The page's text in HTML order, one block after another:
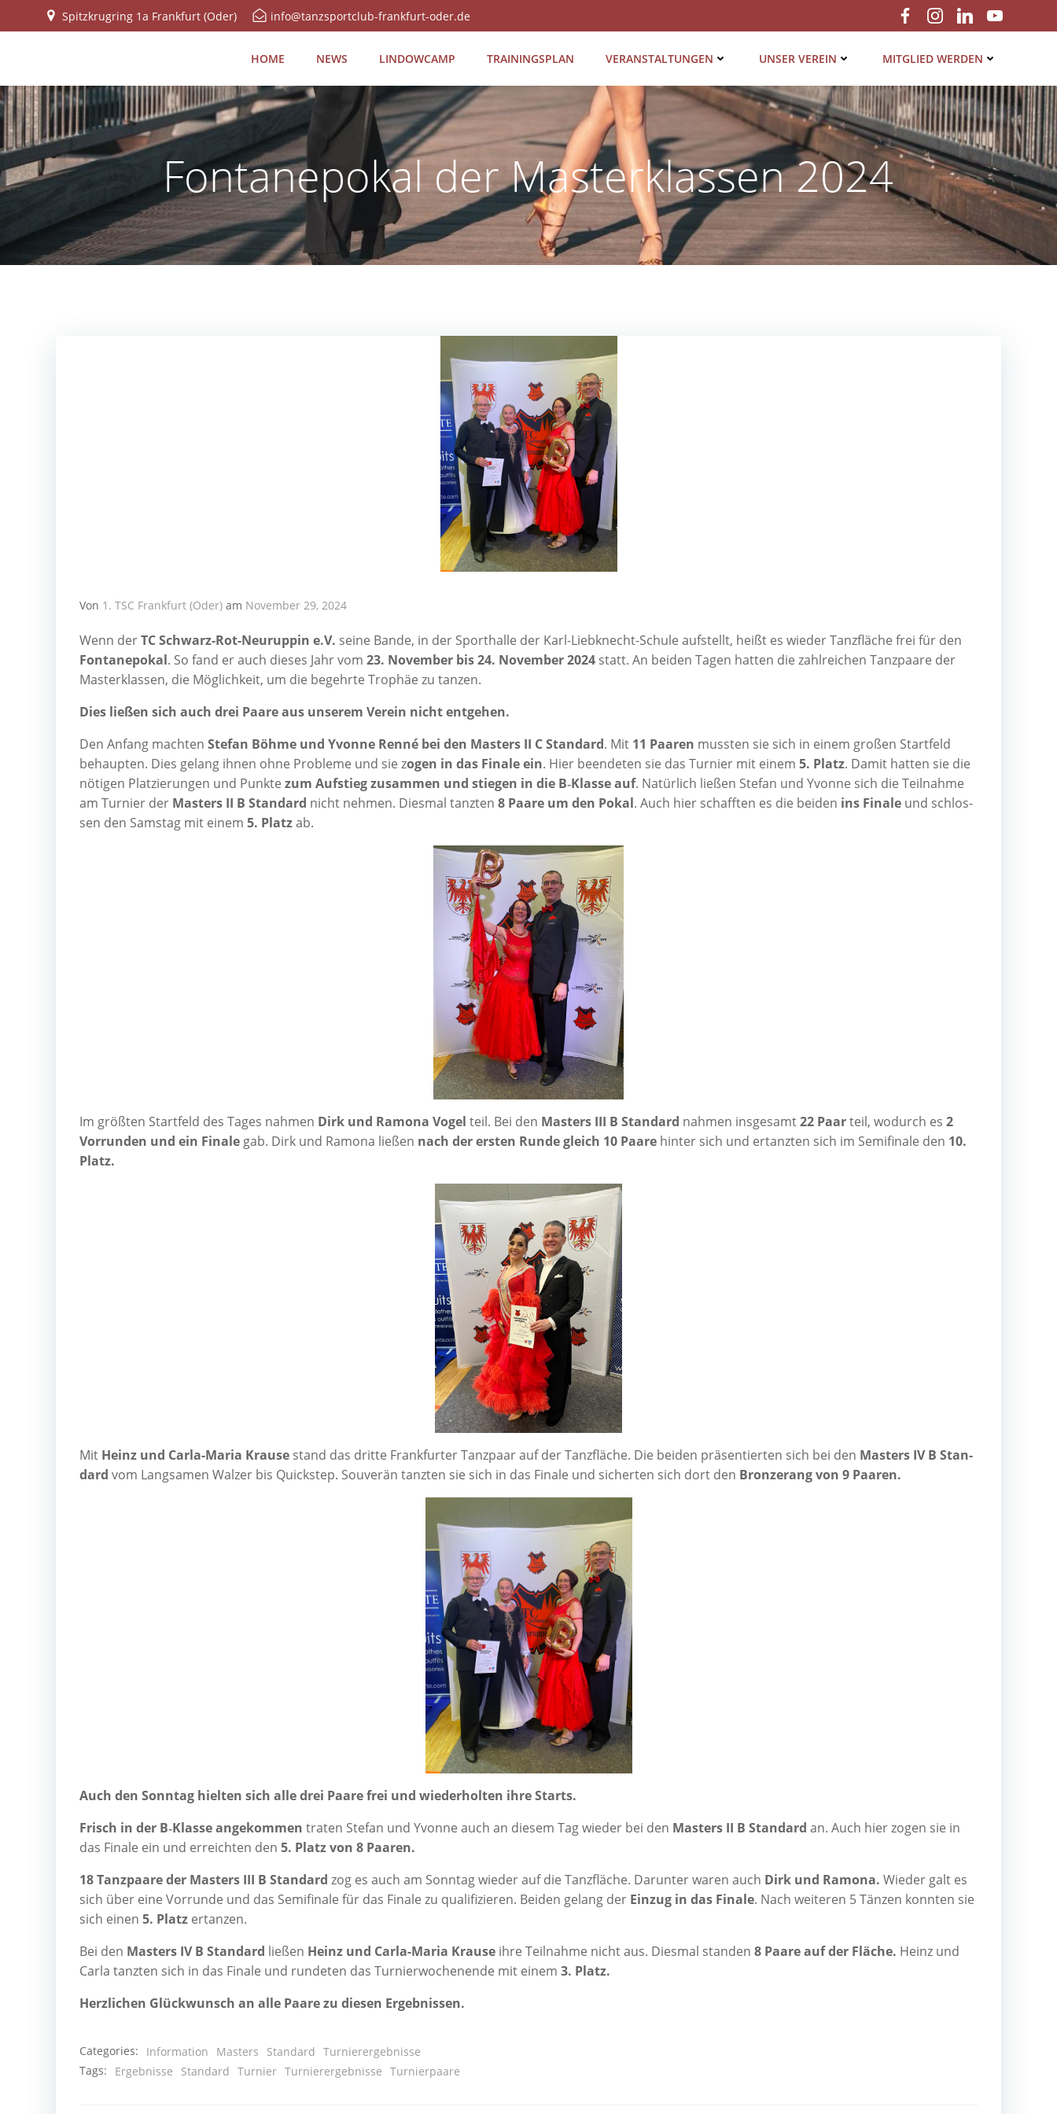
Inhalt
Spitzkrugring 1a Frankfurt (Oder) info@tanzsportclub-frankfurt-oder.de
HOME NEWS LIN­DOW­CAMP TRAI­NINGS­PLAN VER­AN­STAL­TUN­GEN UNSER VER­EIN MIT­GLIED WERDEN
Fontanepokal der Masterklassen 2024
Von 1. TSC Frankfurt (Oder) am November 29, 2024
Wenn derTC Schwarz-Rot-Neu­rup­pin e.V. sei­ne Ban­de, in der Sport­hal­le der Karl-Lieb­knecht-Schu­le auf­stellt, heißt es wie­der Tanz­flä­che frei für den
Fon­ta­ne­po­kal. So fand er auch die­ses Jahr vom 23. Novem­ber bis 24. Novem­ber 2024 statt. An bei­den Tagen hat­ten die zahl­rei­chen Tanz­paa­re der
Mas­ter­klas­sen, die Mög­lich­keit, um die begehr­te Tro­phäe zu tanzen.
Dies lie­ßen sich auch drei Paa­re aus unse­rem Ver­ein nicht entgehen.
Den Anfang mach­ten Ste­fan Böh­me und Yvonne Ren­né bei den Mas­ters II C Stan­dard. Mit 11 Paa­ren muss­ten sie sich in einem gro­ßen Start­feld
behaup­ten. Dies gelang ihnen ohne Pro­ble­me und sie zogen in das Fina­le ein. Hier been­de­ten sie das Tur­nier mit einem 5. Platz. Damit hat­ten sie die
nöti­gen Plat­zie­run­gen und Punk­te zum Auf­stieg zusam­men und stie­gen in die B‑Klasse auf. Natür­lich lie­ßen Ste­fan und Yvonne sich die Teil­nah­me
am Tur­nier der Mas­ters II B Stan­dard nicht neh­men. Dies­mal tanz­ten 8 Paa­re um den Pokal. Auch hier schaff­ten es die bei­den ins Fina­le und schlos­
sen den Sams­tag mit einem 5. Platzab.
Im größ­ten Start­feld des Tages nah­men Dirk und Ramo­na Vogel teil. Bei den Mas­ters III B Stan­dard nah­men ins­ge­samt22 Paarteil, wodurch es 2
Vor­run­den und ein Fina­le gab. Dirk und Ramo­na lie­ßen nach der ers­ten Run­de gleich 10 Paa­re hin­ter sich und ertanz­ten sich im Semi­fi­na­le den 10.
Platz.
Mit Heinz und Car­la-Maria Krau­se stand das drit­te Frank­fur­ter Tanz­paar auf der Tanz­flä­che. Die bei­den prä­sen­tier­ten sich bei den Mas­ters IV B Stan­
dard vom Lang­sa­men Wal­zer bis Quick­step. Sou­ve­rän tanz­ten sie sich in das Fina­le und sicher­ten sich dort den Bron­ze­rang von 9 Paaren.
Auch den Sonn­tag hiel­ten sich alle drei Paa­re frei und wie­der­hol­ten ihre Starts.
Frisch in der B‑Klasse ange­kom­men tra­ten Ste­fan und Yvonne auch an die­sem Tag wie­der bei den Mas­ters II B Stan­dard an. Auch hier zogen sie in
das Fina­le ein und erreich­ten den 5. Platz von 8 Paaren.
18 Tanz­paa­re der Mas­ters III B Stan­dard zog es auch am Sonn­tag wie­der auf die Tanz­flä­che. Dar­un­ter waren auch Dirk und Ramo­na. Wie­der galt es
sich über eine Vor­run­de und das Semi­fi­na­le für das Fina­le zu qua­li­fi­zie­ren. Bei­den gelang der Ein­zug in das Fina­le. Nach wei­te­ren 5 Tän­zen konn­ten sie
sich einen 5. Platz ertanzen.
Bei den Mas­ters IV B Stan­dard lie­ßen Heinz und Car­la-Maria Krau­se ihre Teil­nah­me nicht aus. Dies­mal stan­den 8 Paa­re auf der Flä­che. Heinz und
Car­la tanz­ten sich in das Fina­le und run­de­ten das Tur­nier­wo­chen­en­de mit einem 3. Platz.
Herz­li­chen Glück­wunsch an alle Paa­re zu die­sen Ergeb­nis­sen.
Categories: Information Masters Standard Turnierergebnisse
Tags:
Ergebnisse Standard Turnier Turnierergebnisse Turnierpaare